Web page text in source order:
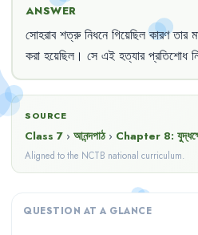
ANSWER
সোহরাব শত্রু নিধনে গিয়েছিল কারণ তার
করা হয়েছিল। সে এই হত্যার প্রতিশোধ
SOURCE
Class 7 › আনন্দপাঠ › Chapter 8:
Aligned to the NCTB national curriculum.
QUESTION AT A GLANCE